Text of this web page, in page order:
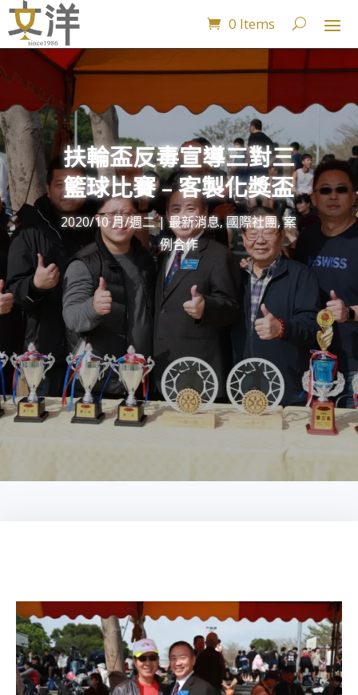
0 Items
扶輪盃反毒宣導三對三
籃球比賽 – 客製化獎盃
2020/10 月/週二|最新消息,國際社團,案
例合作